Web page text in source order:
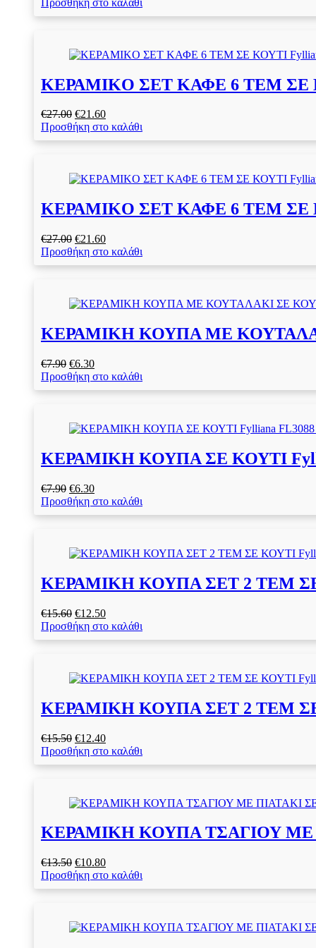
was:
τιμή
ΚΕΡΑΜΙΚO ΣΕΤ ΚΑΦΕ 6 ΤΕΜ ΣΕ
€27.00 Original
price
was:
€21.60Η
τρέχουσα
τιμή
Προσθήκη στο καλάθι
ΚΕΡΑΜΙΚO ΣΕΤ ΚΑΦΕ 6 ΤΕΜ ΣΕ
€27.00 Original
price
was:
€21.60Η
τρέχουσα
τιμή
Προσθήκη στο καλάθι
ΚΕΡΑΜΙΚΗ ΚΟΥΠΑ ΜΕ
€7.90 Original
price
was:
€6.30Η
τρέχουσα
τιμή
Προσθήκη στο καλάθι
ΚΕΡΑΜΙΚΗ ΚΟΥΠΑ ΣΕ ΚΟΥΤΙ
€7.90 Original
price
was:
€6.30Η
τρέχουσα
τιμή
Προσθήκη στο καλάθι
ΚΕΡΑΜΙΚΗ ΚΟΥΠΑ ΣΕΤ 2 ΤΕΜ ΣΕ
€15.60 Original
price
was:
€12.50Η
τρέχουσα
τιμή
Προσθήκη στο καλάθι
ΚΕΡΑΜΙΚΗ ΚΟΥΠΑ ΣΕΤ 2 ΤΕΜ ΣΕ
€15.50 Original
price
was:
€12.40Η
τρέχουσα
τιμή
Προσθήκη στο καλάθι
ΚΕΡΑΜΙΚΗ ΚΟΥΠΑ ΤΣΑΓΙΟΥ ΜΕ
€13.50 Original
price
was:
€10.80Η
τρέχουσα
τιμή
Προσθήκη στο καλάθι